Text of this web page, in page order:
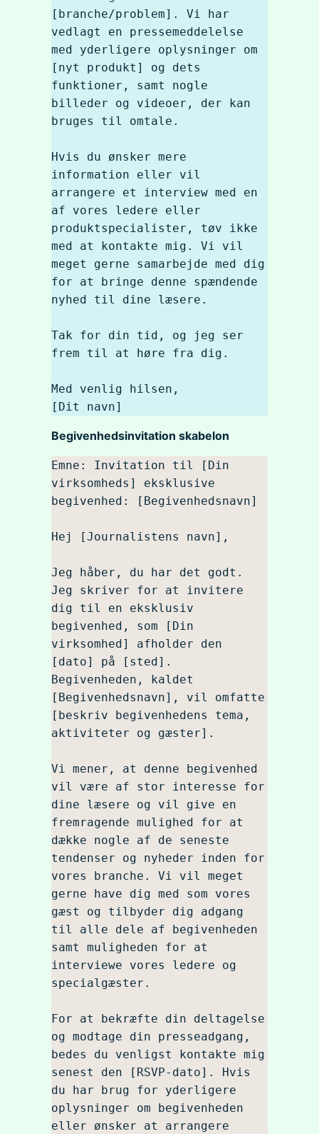
[branche/problem]. Vi har
vedlagt en pressemeddelelse
med yderligere oplysninger om
[nyt produkt] og dets
funktioner, samt nogle
billeder og videoer, der kan
bruges til omtale.
Hvis du ønsker mere
information eller vil
arrangere et interview med en
af vores ledere eller
produktspecialister, tøv ikke
med at kontakte mig. Vi vil
meget gerne samarbejde med dig
for at bringe denne spændende
nyhed til dine læsere.
Tak for din tid, og jeg ser
frem til at høre fra dig.
Med venlig hilsen,
[Dit navn]
Begivenhedsinvitation skabelon
Emne: Invitation til [Din
virksomheds] eksklusive
begivenhed: [Begivenhedsnavn]
Hej [Journalistens navn],
Jeg håber, du har det godt.
Jeg skriver for at invitere
dig til en eksklusiv
begivenhed, som [Din
virksomhed] afholder den
[dato] på [sted].
Begivenheden, kaldet
[Begivenhedsnavn], vil omfatte
[beskriv begivenhedens tema,
aktiviteter og gæster].
Vi mener, at denne begivenhed
vil være af stor interesse for
dine læsere og vil give en
fremragende mulighed for at
dække nogle af de seneste
tendenser og nyheder inden for
vores branche. Vi vil meget
gerne have dig med som vores
gæst og tilbyder dig adgang
til alle dele af begivenheden
samt muligheden for at
interviewe vores ledere og
specialgæster.
For at bekræfte din deltagelse
og modtage din presseadgang,
bedes du venligst kontakte mig
senest den [RSVP-dato]. Hvis
du har brug for yderligere
oplysninger om begivenheden
eller ønsker at arrangere